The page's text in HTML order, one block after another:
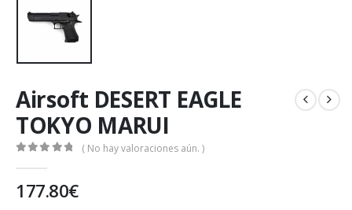
Airsoft DESERT EAGLE
TOKYO MARUI
( No hay valoraciones aún. )
177.80€